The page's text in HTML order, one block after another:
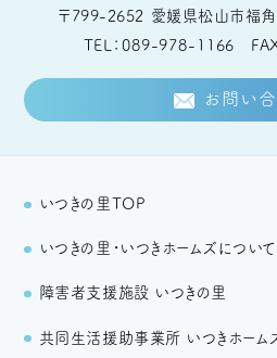
〒799-2652 愛媛県松山市福
TEL
089-978-1166
お問い
いつきの里TOP
いつきの里・いつきホームズについて
障害者支援施設 いつきの里
共同生活援助事業所 いつきホーム